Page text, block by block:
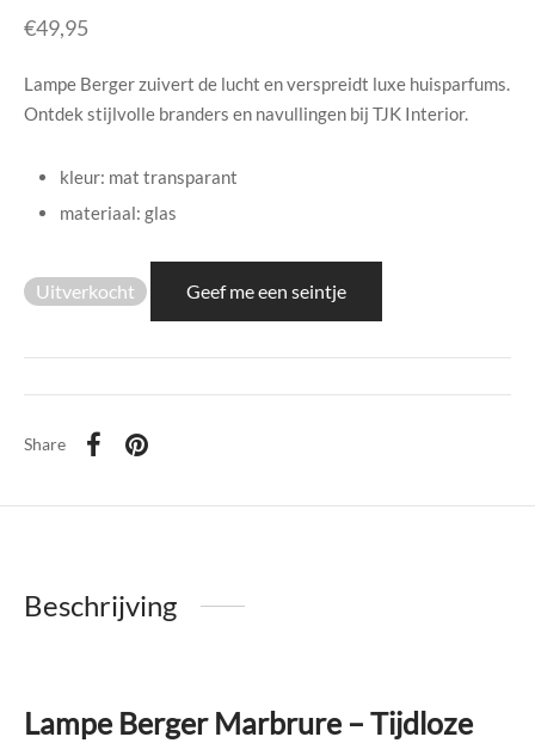
€49,95
Lampe Berger zuivert de lucht en verspreidt luxe huisparfums.
Ontdek stijlvolle branders en navullingen bij TJK Interior.
kleur: mat transparant
materiaal: glas
Uitverkocht Geef me een seintje
Share
Beschrijving
Lampe Berger Marbrure – Tijdloze
Rebul
Chique